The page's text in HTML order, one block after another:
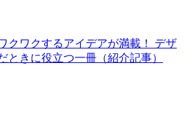
クワクするアイデアが満載！ デザ
ときに役立つ一冊（紹介記事）